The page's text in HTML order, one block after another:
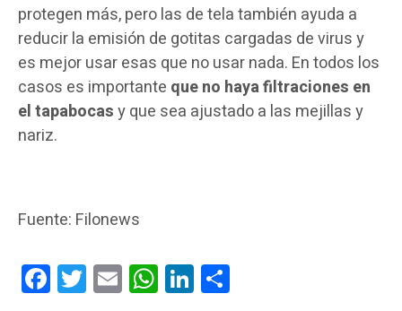
protegen más, pero las de tela también ayuda a
reducir la emisión de gotitas cargadas de virus y
es mejor usar esas que no usar nada. En todos los
casos es importante que no haya filtraciones en
el tapabocasy que sea ajustado a las mejillas y
nariz.
Fuente: Filonews
FacebookTwitterEmail WhatsAppLinkedIn